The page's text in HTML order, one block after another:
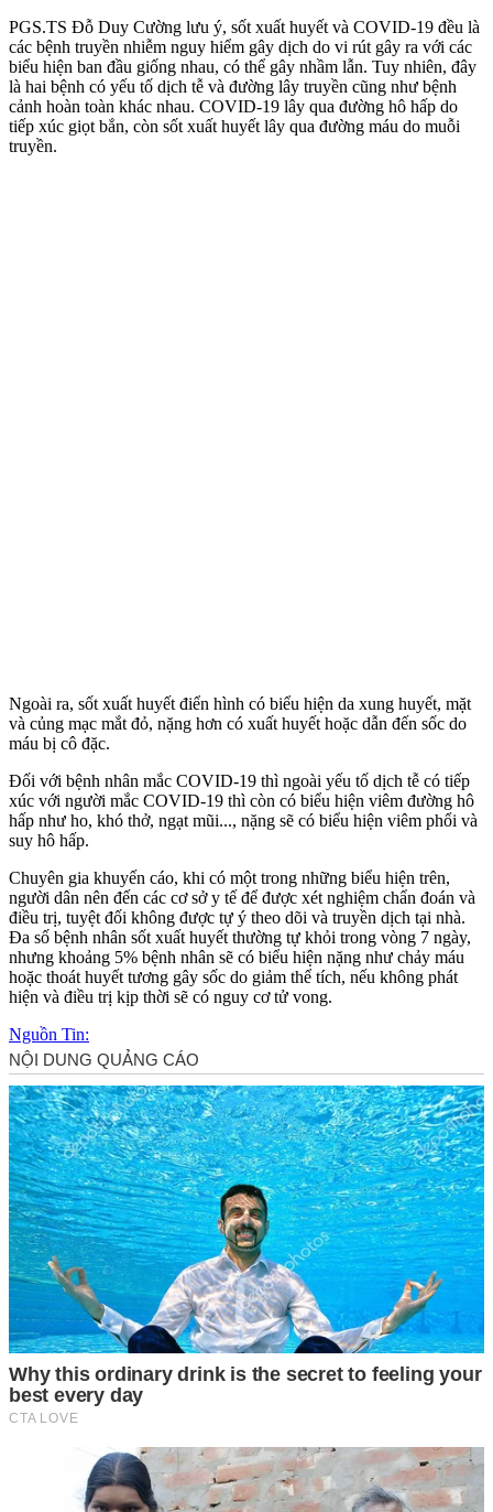
PGS.TS Đỗ Duy Cường lưu ý, sốt xuất huyết và COVID-19 đều là
các bệnh truyền nhiễm nguy hiểm gây dịch do vi rút gây ra với các
biểu hiện ban đầu giống nhau, có thể gây nhầm lẫn. Tuy nhiên, đây
là hai bệnh có yếu tố dịch tễ và đường lây truyền cũng như bệnh
cảnh hoàn toàn khác nhau. COVID-19 lây qua đường hô hấp do
tiếp xúc giọt bắn, còn sốt xuất huyết lây qua đường máu do muỗi
truyền.
Ngoài ra, sốt xuất huyết điển hình có biểu hiện da xung huyết, mặt
và củng mạc mắt đỏ, nặng hơn có xuất huyết hoặc dẫn đến sốc do
máu bị cô đặc.
Đối với bệnh nhân mắc COVID-19 thì ngoài yếu tố dịch tễ có tiếp
xúc với người mắc COVID-19 thì còn có biểu hiện viêm đường hô
hấp như ho, khó thở, ngạt mũi..., nặng sẽ có biểu hiện viêm phổi và
suy hô hấp.
Chuyên gia khuyến cáo, khi có một trong những biểu hiện trên,
người dân nên đến các cơ sở y tế để được xét nghiệm chẩn đoán và
điều trị, tuyệt đối không được tự ý theo dõi và truyền dịch tại nhà.
Đa số bệnh nhân sốt xuất huyết thường tự khỏi trong vòng 7 ngày,
nhưng khoảng 5% bệnh nhân sẽ có biểu hiện nặng như chảy máu
hoặc thoát huyết tương gây sốc do giảm thể tích, nếu không phát
hiện và điều trị kịp thời sẽ có nguy cơ t‌ử von‌g.
Nguồn Tin: